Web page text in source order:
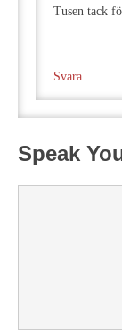
Tusen tack
Svara
Speak